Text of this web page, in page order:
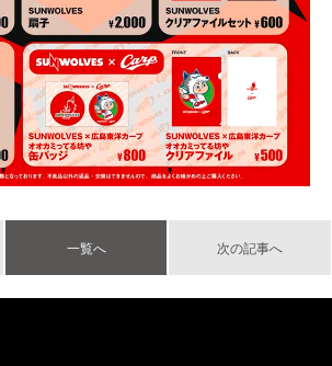
一覧へ 次の記事へ